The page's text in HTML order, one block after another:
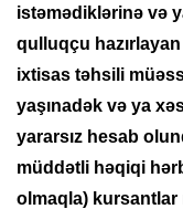
istəmədiklərinə və
qulluqçu
ixtisas təhsili
yaşınadək və ya
yararsız hesab
müddətli həqiqi
olmaqla)